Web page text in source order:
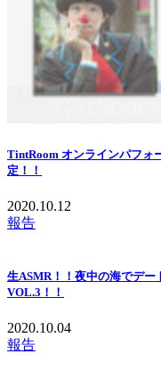
TintRoom オンラインパフォ
定！！
2020.10.12
報告
生ASMR！！夜中の海でデ
VOL.3！！
2020.10.04
報告